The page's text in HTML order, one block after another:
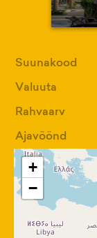
Suunakood
Valuuta
Rahvaarv
Ajavöönd
+
−